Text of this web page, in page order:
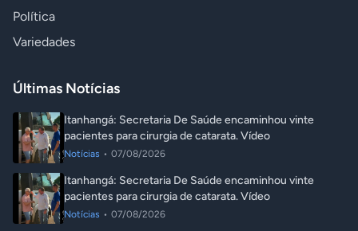
Política
Variedades
Últimas Notícias
Itanhangá: Secretaria De Saúde encaminhou vinte
pacientes para cirurgia de catarata. Vídeo
Notícias • 07/08/2026
Itanhangá: Secretaria De Saúde encaminhou vinte
pacientes para cirurgia de catarata. Vídeo
Notícias • 07/08/2026